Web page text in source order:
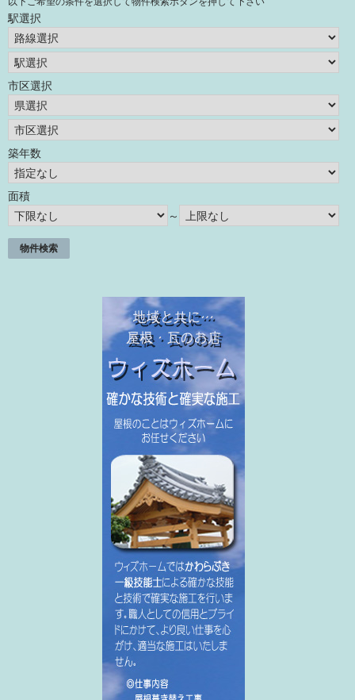
駅選択
市区選択
築年数
面積
～